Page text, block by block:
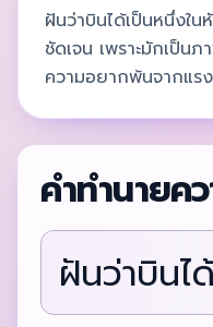
ฝันว่าบินได้เป็นหนึ่งใ
ชัดเจน เพราะมักเป็น
ความอยากพ้นจากแร
คำทำนายค
ฝันว่าบินไ